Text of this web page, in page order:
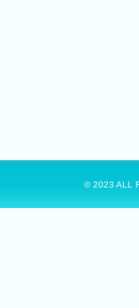
© 2023 ALL